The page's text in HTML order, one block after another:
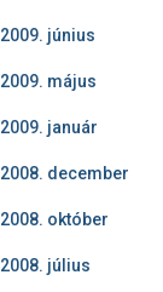
2009. június
2009. május
2009. január
2008. december
2008. október
2008. július